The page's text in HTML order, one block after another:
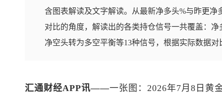
含图表解读及文字解读。从最新净多头%与昨更
对比的角度，解读出的各类持仓信号一共覆盖：
净空头转为多空平衡等13种信号，根据实际数据
汇通财经APP讯——一张图：2026年7月8日黄